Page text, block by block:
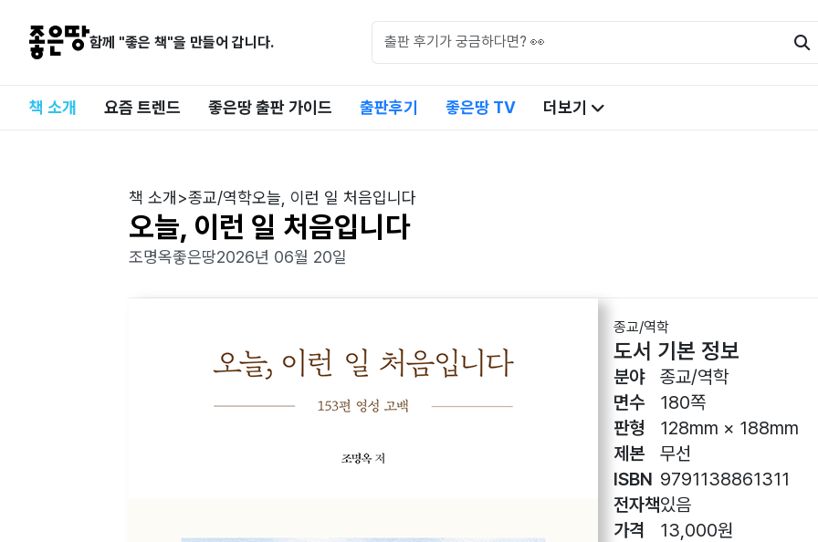
함께 "좋은 책"을 만들어 갑니다.
책 소개 요즘 트렌드 좋은땅 출판 가이드 출판후기 좋은땅 TV 더보기
책 소개 >종교/역학오늘, 이런 일 처음입니다
오늘, 이런 일 처음입니다
조명옥좋은땅2026년 06월 20일
종교/역학
도서 기본 정보
분야
면수
판형
제본
ISBN
전자책
가격
종교/역학
180쪽
128mm × 188mm
무선
9791138861311
있음
13,000원